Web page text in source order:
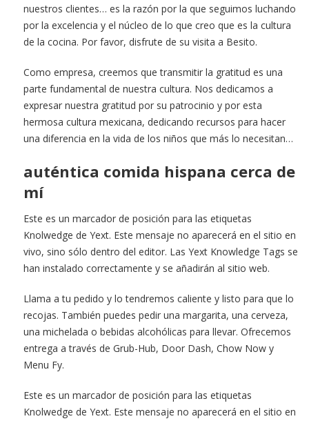
nuestros clientes… es la razón por la que seguimos luchando
por la excelencia y el núcleo de lo que creo que es la cultura
de la cocina. Por favor, disfrute de su visita a Besito.
Como empresa, creemos que transmitir la gratitud es una
parte fundamental de nuestra cultura. Nos dedicamos a
expresar nuestra gratitud por su patrocinio y por esta
hermosa cultura mexicana, dedicando recursos para hacer
una diferencia en la vida de los niños que más lo necesitan…
auténtica comida hispana cerca de
mí
Este es un marcador de posición para las etiquetas
Knolwedge de Yext. Este mensaje no aparecerá en el sitio en
vivo, sino sólo dentro del editor. Las Yext Knowledge Tags se
han instalado correctamente y se añadirán al sitio web.
Llama a tu pedido y lo tendremos caliente y listo para que lo
recojas. También puedes pedir una margarita, una cerveza,
una michelada o bebidas alcohólicas para llevar. Ofrecemos
entrega a través de Grub-Hub, Door Dash, Chow Now y
Menu Fy.
Este es un marcador de posición para las etiquetas
Knolwedge de Yext. Este mensaje no aparecerá en el sitio en